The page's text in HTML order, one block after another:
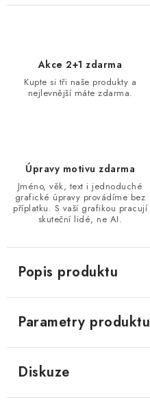
Akce 2+1 zdarma
Kupte si tři naše produkty a
nejlevnější máte zdarma.
Úpravy motivu zdarma
Jméno, věk, text i jednoduché
grafické úpravy provádíme bez
příplatku. S vaší grafikou pracují
skuteční lidé, ne AI.
Popis produktu
Parametry produktu
Diskuze